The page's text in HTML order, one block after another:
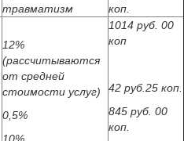
травматизм
коп.
12%
(рассчитываются
от средней
стоимости услуг)
0,5%
1014 руб. 00
коп
42 руб.25 коп.
845 руб. 00
коп.